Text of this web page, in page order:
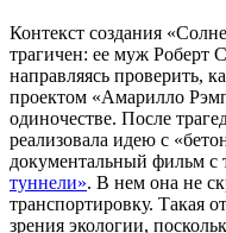
Контекст создания
трагичен: ее муж Роберт
направляясь проверить,
проектом «Амарилло
одиночестве. После
реализовала идею с
документальный фильм
туннели». В нем она не
транспортировку. Такая
зрения экологии,